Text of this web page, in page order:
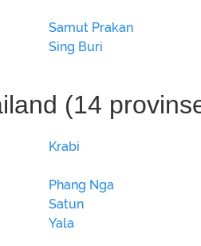
Samut Prakan
Sing Buri
(14
Krabi
Phang Nga
Satun
Yala